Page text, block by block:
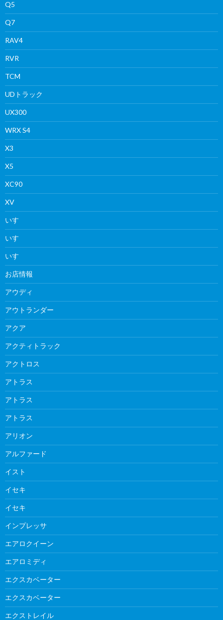
Q5
Q7
RAV4
RVR
TCM
UDトラック
UX300
WRX S4
X3
X5
XC90
XV
いすゞ
いすゞ
いすゞ
お店情報
アウディ
アウトランダー
アクア
アクティトラック
アクトロス
アトラス
アトラス
アトラス
アリオン
アルファード
イスト
イセキ
イセキ
インプレッサ
エアロクイーン
エアロミディ
エクスカベーター
エクスカベーター
エクストレイル